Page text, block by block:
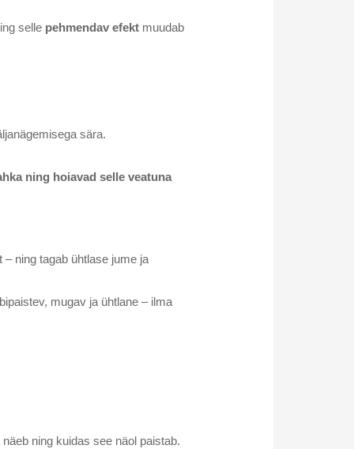
selle pehmendav efekt muudab
sära.
ning hoiavad selle veatuna
ning tagab ühtlase jume ja
mugav ja ühtlane – ilma
ning kuidas see näol paistab.